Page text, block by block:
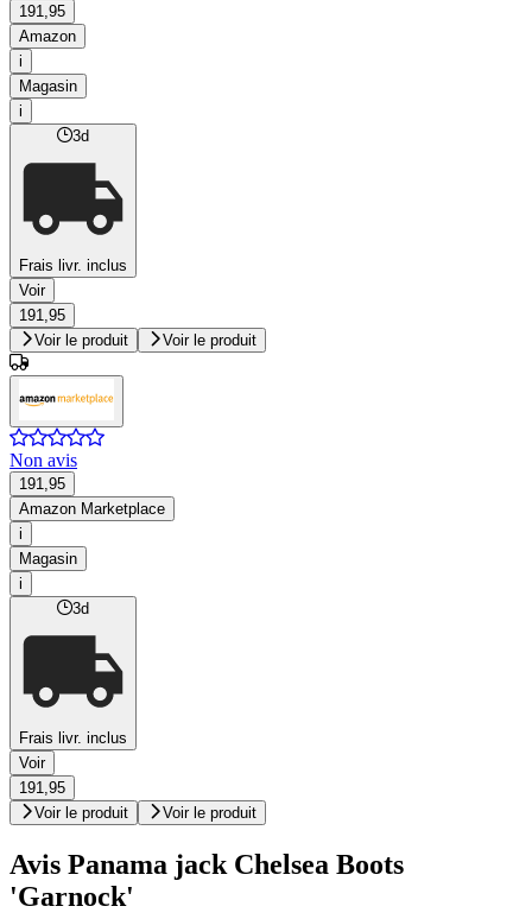
191,95
Amazon
i
Magasin
i
3d
Frais livr. inclus
Voir
191,95
Voir le produit
Voir le produit
Non avis
191,95
Amazon Marketplace
i
Magasin
i
3d
Frais livr. inclus
Voir
191,95
Voir le produit
Voir le produit
Avis Panama jack Chelsea Boots
'Garnock'